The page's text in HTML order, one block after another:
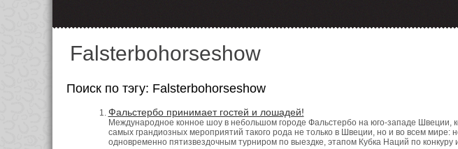
Falsterbohorseshow
Поиск по тэгу: Falsterbohorseshow
Фальстербо принимает гостей и лошадей!
Международное конное шоу в небольшом городе Фальстербо на юго-западе Швеции,
самых грандиозных мероприятий такого рода не только в Швеции, но и во всем мире:
одновременно пятизвездочным турниром по выездке, этапом Кубка Наций по конкуру